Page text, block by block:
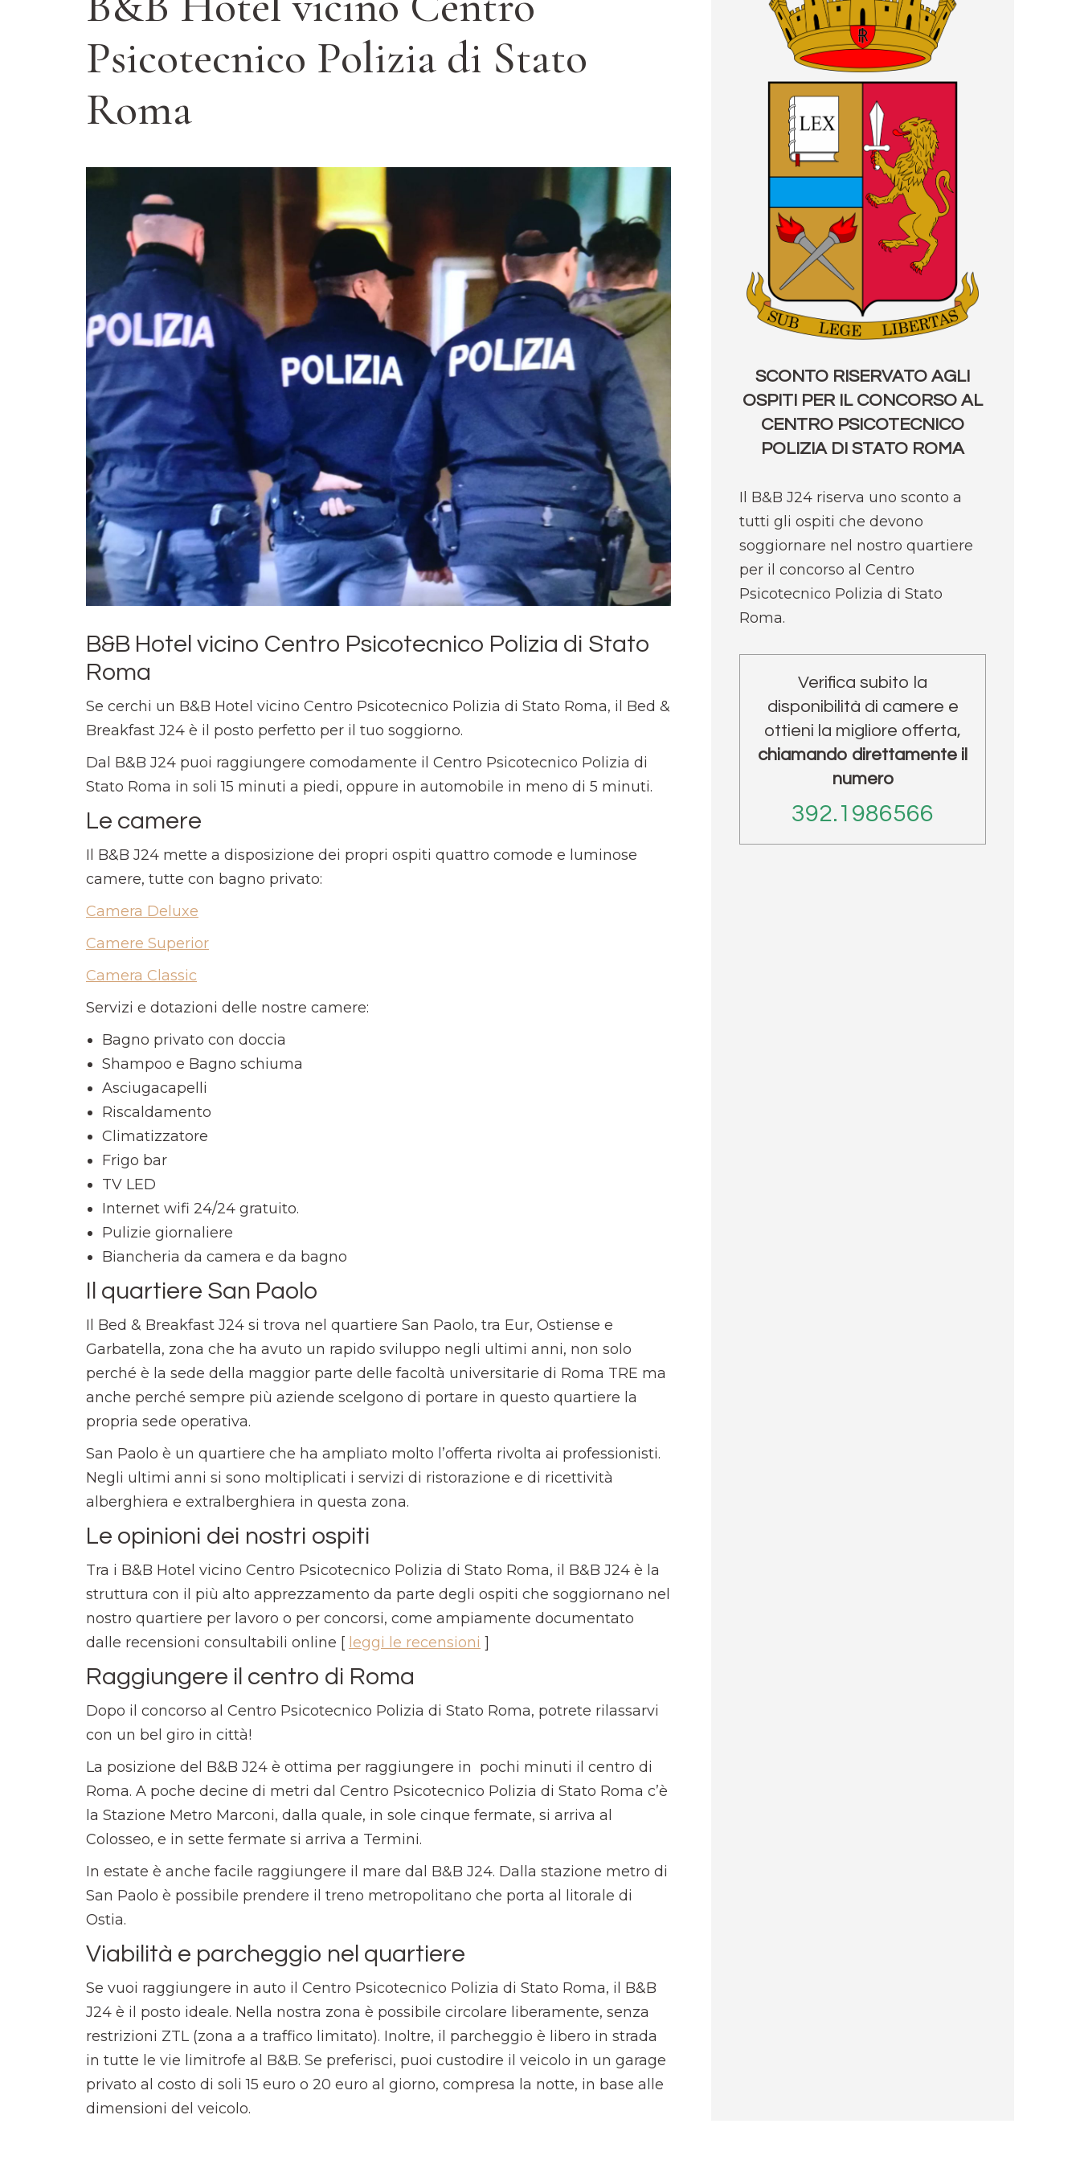
Psicotecnico Polizia di Stato
Roma
B&B Hotel vicino Centro Psicotecnico Polizia di Stato
Roma
Se cerchi un B&B Hotel vicino Centro Psicotecnico Polizia di Stato Roma, il Bed &
Breakfast J24 è il posto perfetto per il tuo soggiorno.
Dal B&B J24 puoi raggiungere comodamente il Centro Psicotecnico Polizia di
Stato Roma in soli 15 minuti a piedi, oppure in automobile in meno di 5 minuti.
Le camere
Il B&B J24 mette a disposizione dei propri ospiti quattro comode e luminose
camere, tutte con bagno privato:
Camera Deluxe
Camere Superior
Camera Classic
Servizi e dotazioni delle nostre camere:
Bagno privato con doccia
Shampoo e Bagno schiuma
Asciugacapelli
Riscaldamento
Climatizzatore
Frigo bar
TV LED
Internet wifi 24/24 gratuito.
Pulizie giornaliere
Biancheria da camera e da bagno
Il quartiere San Paolo
Il Bed & Breakfast J24 si trova nel quartiere San Paolo, tra Eur, Ostiense e
Garbatella, zona che ha avuto un rapido sviluppo negli ultimi anni, non solo
perché è la sede della maggior parte delle facoltà universitarie di Roma TRE ma
anche perché sempre più aziende scelgono di portare in questo quartiere la
propria sede operativa.
San Paolo è un quartiere che ha ampliato molto l’offerta rivolta ai professionisti.
Negli ultimi anni si sono moltiplicati i servizi di ristorazione e di ricettività
alberghiera e extralberghiera in questa zona.
Le opinioni dei nostri ospiti
Tra i B&B Hotel vicino Centro Psicotecnico Polizia di Stato Roma, il B&B J24 è la
struttura con il più alto apprezzamento da parte degli ospiti che soggiornano nel
nostro quartiere per lavoro o per concorsi, come ampiamente documentato
dalle recensioni consultabili online [ leggi le recensioni ]
Raggiungere il centro di Roma
Dopo il concorso al Centro Psicotecnico Polizia di Stato Roma, potrete rilassarvi
con un bel giro in città!
La posizione del B&B J24 è ottima per raggiungere in pochi minuti il centro di
Roma. A poche decine di metri dal Centro Psicotecnico Polizia di Stato Roma c’è
la Stazione Metro Marconi, dalla quale, in sole cinque fermate, si arriva al
Colosseo, e in sette fermate si arriva a Termini.
In estate è anche facile raggiungere il mare dal B&B J24. Dalla stazione metro di
San Paolo è possibile prendere il treno metropolitano che porta al litorale di
Ostia.
Viabilità e parcheggio nel quartiere
Se vuoi raggiungere in auto il Centro Psicotecnico Polizia di Stato Roma, il B&B
J24 è il posto ideale. Nella nostra zona è possibile circolare liberamente, senza
restrizioni ZTL (zona a a traffico limitato). Inoltre, il parcheggio è libero in strada
in tutte le vie limitrofe al B&B. Se preferisci, puoi custodire il veicolo in un garage
privato al costo di soli 15 euro o 20 euro al giorno, compresa la notte, in base alle
dimensioni del veicolo.
SCONTO RISERVATO AGLI
OSPITI PER IL CONCORSO AL
CENTRO PSICOTECNICO
POLIZIA DI STATO ROMA
Il B&B J24 riserva uno sconto a
tutti gli ospiti che devono
soggiornare nel nostro quartiere
per il concorso al Centro
Psicotecnico Polizia di Stato
Roma.
Verifica subito la
disponibilità di camere e
ottieni la migliore offerta,
chiamando direttamente il
numero
392.1986566